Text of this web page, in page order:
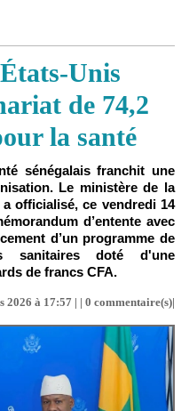
Unis
de 74,2
la santé
sénégalais franchit une
Le ministère de la
officialisé, ce vendredi 14
d’entente avec
d’un programme de
sanitaires doté d'une
de francs CFA.
2026 à 17:57 | | 0 commentaire(s)|